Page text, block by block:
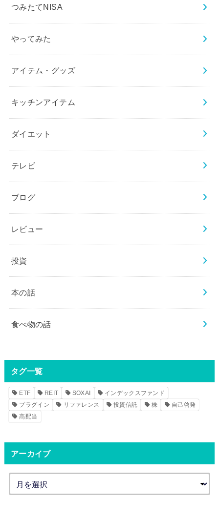
つみたてNISA
やってみた
アイテム・グッズ
キッチンアイテム
ダイエット
テレビ
ブログ
レビュー
投資
本の話
食べ物の話
タグ一覧
ETF REIT SOXAI
インデックスファンド
プラグイン
リファレンス 投資信託 株
自己啓発
高配当
アーカイブ